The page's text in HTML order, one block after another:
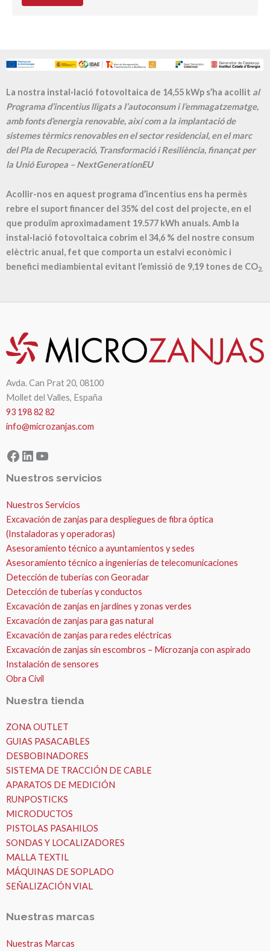
La nostra instal·lació fotovoltaica de 14,55 kWp s’ha acollit al
Programa d’incentius lligats a l’autoconsum i l’emmagatzematge,
amb fonts d’energia renovable, així com a la implantació de
sistemes tèrmics renovables en el sector residencial, en el marc
del Pla de Recuperació, Transformació i Resiliència, finançat per
la Unió Europea – NextGenerationEU
Acollir-nos en aquest programa d’incentius ens ha permès
rebre el suport financer del 35% del cost del projecte, en el
que produïm aproximadament 19.577 kWh anuals. Amb la
instal·lació fotovoltaica cobrim el 34,6 % del nostre consum
elèctric anual, fet que comporta un estalvi econòmic i
benefici mediambiental evitant l’emissió de 9,19 tones de CO2.
Avda. Can Prat 20, 08100
Mollet del Valles, España
93 198 82 82
info@microzanjas.com
Facebook
LinkedIn
YouTube
Nuestros servicios
Nuestros Servicios
Excavación de zanjas para despliegues de fibra óptica
(Instaladoras y operadoras)
Asesoramiento técnico a ayuntamientos y sedes
Asesoramiento técnico a ingenierías de telecomunicaciones
Detección de tuberías con Georadar
Detección de tuberías y conductos
Excavación de zanjas en jardines y zonas verdes
Excavación de zanjas para gas natural
Excavación de zanjas para redes eléctricas
Excavación de zanjas sin escombros – Microzanja con aspirado
Instalación de sensores
Obra Civil
Nuestra tienda
ZONA OUTLET
GUIAS PASACABLES
DESBOBINADORES
SISTEMA DE TRACCIÓN DE CABLE
APARATOS DE MEDICIÓN
RUNPOSTICKS
MICRODUCTOS
PISTOLAS PASAHILOS
SONDAS Y LOCALIZADORES
MALLA TEXTIL
MÁQUINAS DE SOPLADO
SEÑALIZACIÓN VIAL
Nuestras marcas
Nuestras Marcas